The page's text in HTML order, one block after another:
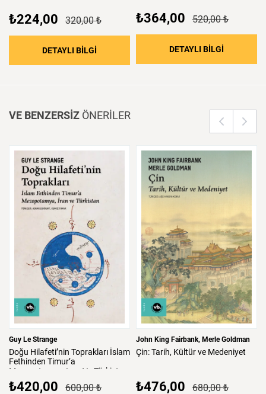
₺224,00 320,00 ₺
DETAYLI BİLGİ : Ahilik: Eşyaya Teslim Olmayan Ahlak
₺364,00 520,00 ₺
DETAYLI BİLGİ
VE BENZERSİZ ÖNERİLER
Guy Le Strange
Doğu Hilafeti’nin Toprakları İslam
Fethinden Timur’a
Mezopotamya,
Iran Ve Türkistan
₺420,00 600,00 ₺
John King Fairbank Merle Goldman
Çin:Tarih, Kültürve Medeniyet
₺476,00 680,00 ₺